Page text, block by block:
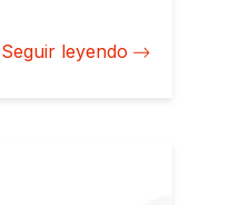
de una
Seguir leyendo